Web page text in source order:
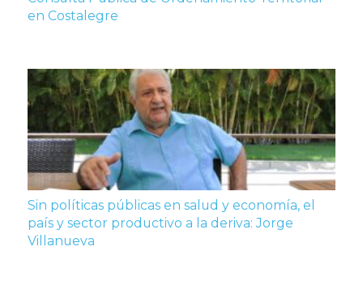
en Costalegre
Sin políticas públicas en salud y economía, el
país y sector productivo a la deriva: Jorge
Villanueva